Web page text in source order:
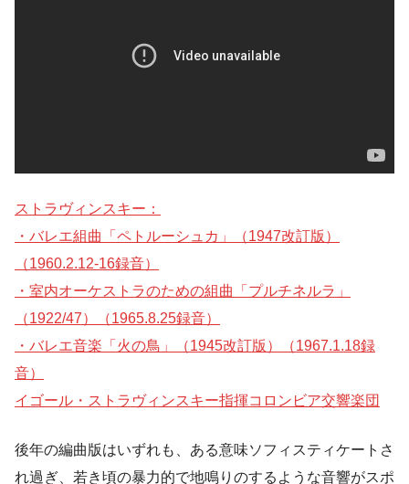
ストラヴィンスキー：
・バレエ組曲「ペトルーシュカ」（1947改訂版）
（1960.2.12-16録音）
・室内オーケストラのための組曲「プルチネルラ」
（1922/47）（1965.8.25録音）
・バレエ音楽「火の鳥」（1945改訂版）（1967.1.18録
音）
イゴール・ストラヴィンスキー指揮コロンビア交響楽団
後年の編曲版はいずれも、ある意味ソフィスティケートさ
れ過ぎ、若き頃の暴力的で地鳴りのするような音響がスポ